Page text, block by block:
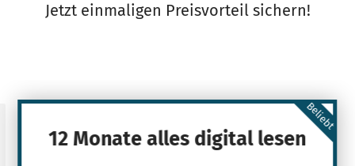
Jetzt einmaligen Preisvorteil sichern!
Beliebt
12 Monate alles digital lesen